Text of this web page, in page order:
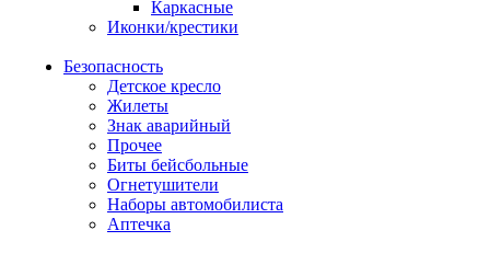
Каркасные
Иконки/крестики
Безопасность
Детское кресло
Жилеты
Знак аварийный
Прочее
Биты бейсбольные
Огнетушители
Наборы автомобилиста
Аптечка